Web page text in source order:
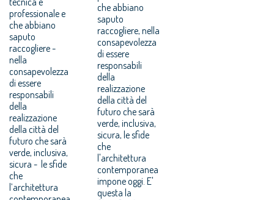
professionale e
che abbiano
saputo
raccogliere -
nella
consapevolezza
di essere
responsabili
della
realizzazione
della città del
futuro che sarà
verde, inclusiva,
sicura - le sfide
che
l’architettura
che abbiano
saputo
raccogliere, nella
consapevolezza
di essere
responsabili
della
realizzazione
della città del
futuro che sarà
verde, inclusiva,
sicura, le sfide
che
l'architettura
contemporanea
impone oggi. E'
questa la